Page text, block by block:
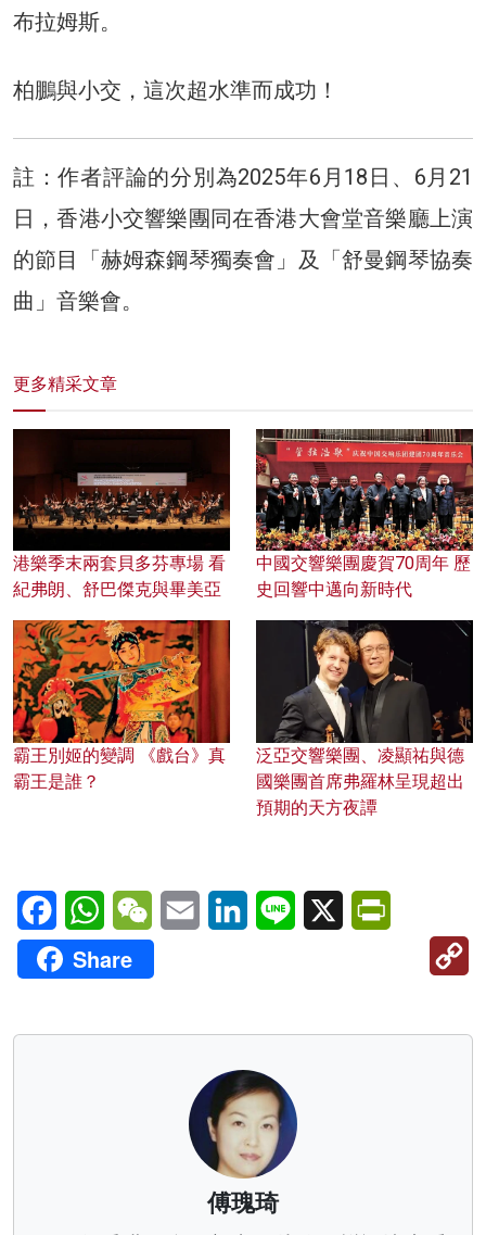
布拉姆斯。
柏鵬與小交，這次超水準而成功！
註：作者評論的分別為2025年6月18日、6月21
日，香港小交響樂團同在香港大會堂音樂廳上演
的節目「赫姆森鋼琴獨奏會」及「舒曼鋼琴協奏
曲」音樂會。
更多精采文章
港樂季末兩套貝多芬專場 看
紀弗朗、舒巴傑克與畢美亞
中國交響樂團慶賀70周年 歷
史回響中邁向新時代
霸王別姬的變調 《戲台》真
霸王是誰？
泛亞交響樂團、凌顯祐與德
國樂團首席弗羅林呈現超出
預期的天方夜譚
FacebookWhatsAppWeChatEmail LinkedInLine X
Share
傅瑰琦